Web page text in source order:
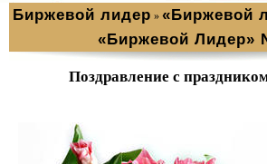
Биржевой лидер » «Биржевой
«Биржевой Лидер»
Поздравление с